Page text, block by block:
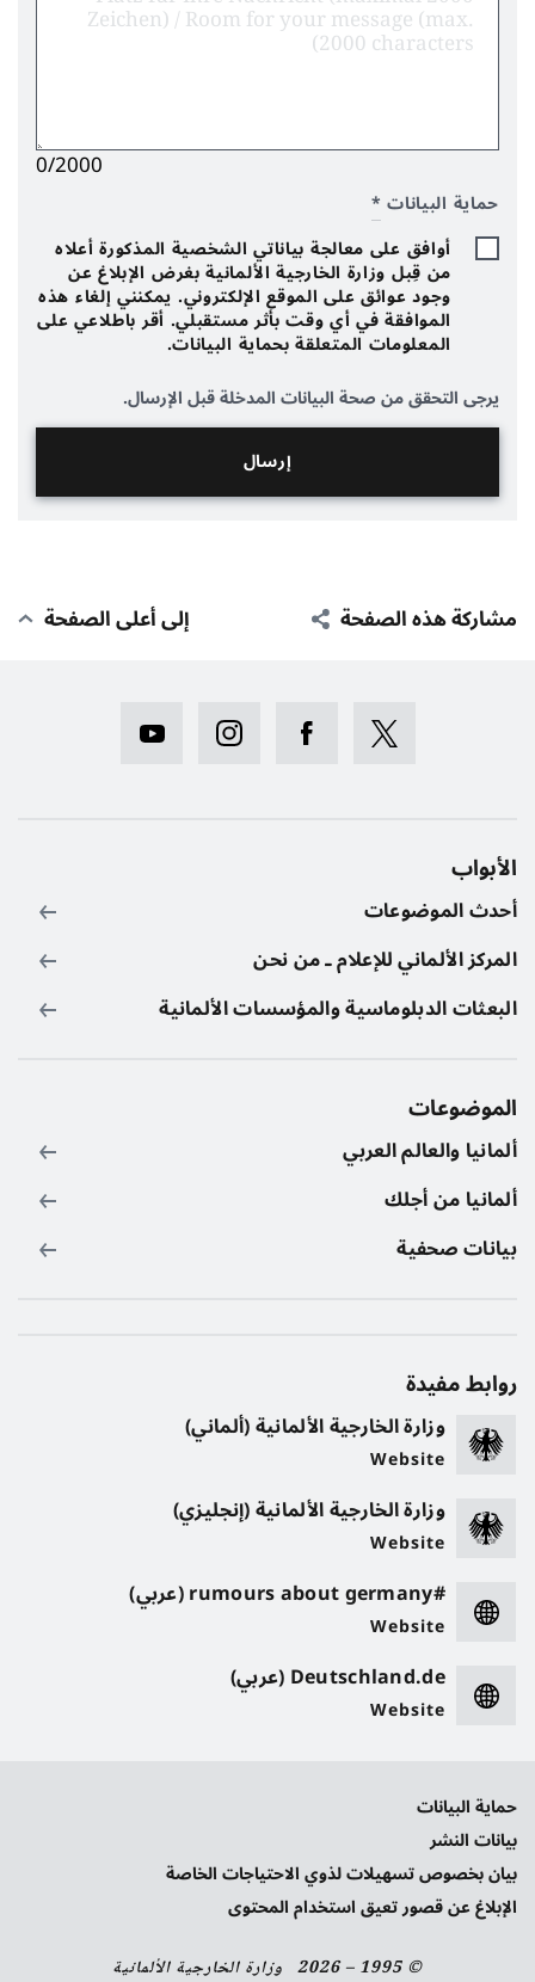
0/2000
حماية البيانات *
أوافق على معالجة بياناتي الشخصية المذكورة أعلاه
من قِبل وزارة الخارجية الألمانية بغرض الإبلاغ عن
وجود عوائق على الموقع الإلكتروني. يمكنني إلغاء هذه
الموافقة في أي وقت بأثر مستقبلي. أقر باطلاعي على
المعلومات المتعلقة بحماية البيانات.
يرجى التحقق من صحة البيانات المدخلة قبل الإرسال.
مشاركة هذه الصفحة إلى أعلى الصفحة
الأبواب
أحدث الموضوعات
المركز الألماني للإعلام ـ من نحن
البعثات الدبلوماسية والمؤسسات الألمانية
الموضوعات
ألمانيا والعالم العربي
ألمانيا من أجلك
بيانات صحفية
روابط مفيدة
وزارة الخارجية الألمانية (ألماني)
Website
وزارة الخارجية الألمانية (إنجليزي)
Website
#rumours about germany (عربي)
Website
Deutschland.de (عربي)
Website
حماية البيانات
بيانات النشر
بيان بخصوص تسهيلات لذوي الاحتياجات الخاصة
الإبلاغ عن قصور تعيق استخدام المحتوى
© 1995 – 2026 وزارة الخارجية الألمانية